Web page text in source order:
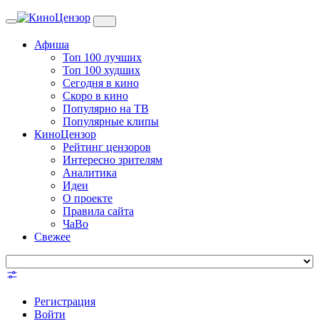
Toggle
Афиша
Топ 100 лучших
Топ 100 худших
Сегодня в кино
Скоро в кино
Популярно на ТВ
Популярные клипы
КиноЦензор
Рейтинг цензоров
Интересно зрителям
Аналитика
Идеи
О проекте
Правила сайта
ЧаВо
Свежее
Регистрация
Войти